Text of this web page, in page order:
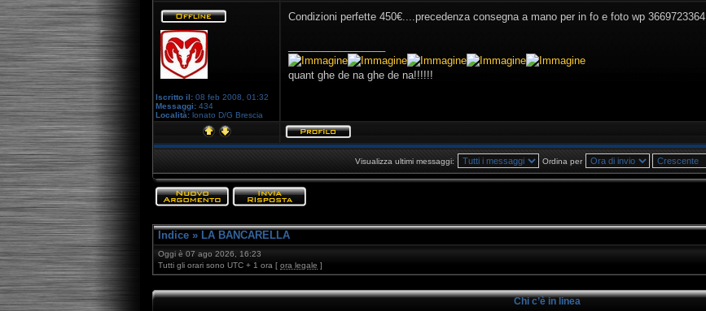
Iscritto il: 08 feb 2008, 01:32
Messaggi: 434
Località: lonato D/G Brescia
Condizioni perfette 450€....precedenza consegna a mano per in fo e foto wp 3669723364
quant ghe de na ghe de na!!!!!!
Visualizza ultimi messaggi: Ordina per
Indice » LA BANCARELLA
Oggi è 07 ago 2026, 16:23
Tutti gli orari sono UTC + 1 ora [ ora legale ]
Chi c’è in linea